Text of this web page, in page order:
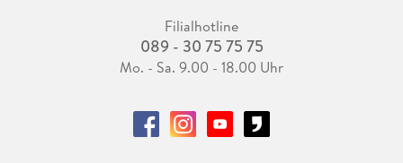
Filialhotline
089 - 30 75 75 75
Mo. - Sa. 9.00 - 18.00 Uhr